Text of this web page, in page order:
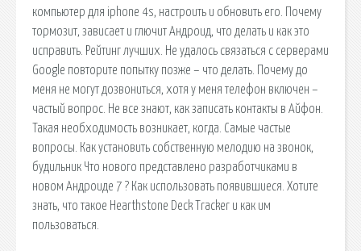
компьютер для iphone 4s, настроить и обновить его. Почему
тормозит, зависает и глючит Андроид, что делать и как это
исправить. Рейтинг лучших. Не удалось связаться с серверами
Google повторите попытку позже – что делать. Почему до
меня не могут дозвониться, хотя у меня телефон включен –
частый вопрос. Не все знают, как записать контакты в Айфон.
Такая необходимость возникает, когда. Самые частые
вопросы. Как установить собственную мелодию на звонок,
будильник Что нового представлено разработчиками в
новом Андроиде 7 ? Как использовать появившиеся. Хотите
знать, что такое Hearthstone Deck Tracker и как им
пользоваться.